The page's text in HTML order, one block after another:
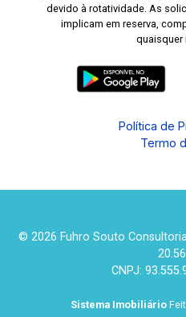
devido à rotatividade. As
implicam em reserva,
quaisquer
Política de
Termo
© 2026 Fuhro Souto
CNPJ:
Sistema Imobiliário